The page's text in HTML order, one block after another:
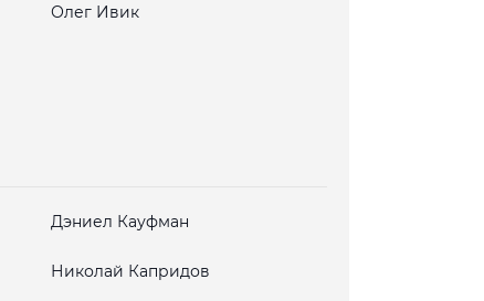
Олег Ивик
Дэниел Кауфман
Николай Капридов